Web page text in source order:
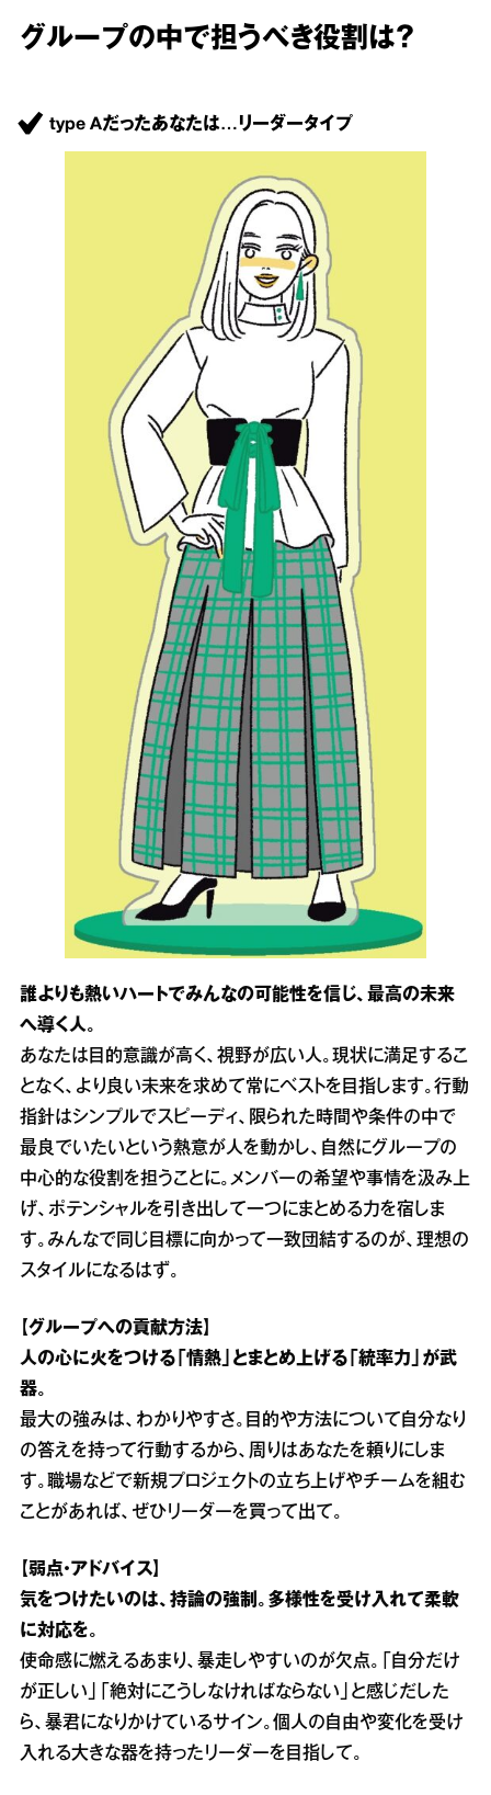
グループの中で担うべき役割は？
type Aだったあなたは…リーダータイプ
誰よりも熱いハートでみんなの可能性を信じ、最高の未来
へ導く人。
あなたは目的意識が高く、視野が広い人。現状に満足するこ
となく、より良い未来を求めて常にベストを目指します。行動
指針はシンプルでスピーディ、限られた時間や条件の中で
最良でいたいという熱意が人を動かし、自然にグループの
中心的な役割を担うことに。メンバーの希望や事情を汲み上
げ、ポテンシャルを引き出して一つにまとめる力を宿しま
す。みんなで同じ目標に向かって一致団結するのが、理想の
スタイルになるはず。
【グループへの貢献方法】
人の心に火をつける「情熱」とまとめ上げる「統率力」が武
器。
最大の強みは、わかりやすさ。目的や方法について自分なり
の答えを持って行動するから、周りはあなたを頼りにしま
す。職場などで新規プロジェクトの立ち上げやチームを組む
ことがあれば、ぜひリーダーを買って出て。
【弱点・アドバイス】
気をつけたいのは、持論の強制。多様性を受け入れて柔軟
に対応を。
使命感に燃えるあまり、暴走しやすいのが欠点。「自分だけ
が正しい」「絶対にこうしなければならない」と感じだした
ら、暴君になりかけているサイン。個人の自由や変化を受け
入れる大きな器を持ったリーダーを目指して。